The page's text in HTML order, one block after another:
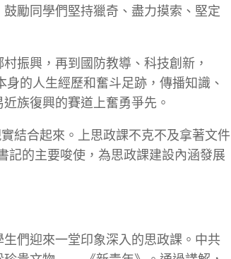
勵同學們堅持獵奇、盡力摸索、堅定
振興，再到國防教導、科技創新，
的人生經歷和奮斗足跡，傳播知識、
族復興的賽道上奮勇爭先。
結合起來。上思政課不克不及拿著文件
記的主要唆使，為思政課建設內涵發展
們迎來一堂印象深入的思政課。中共